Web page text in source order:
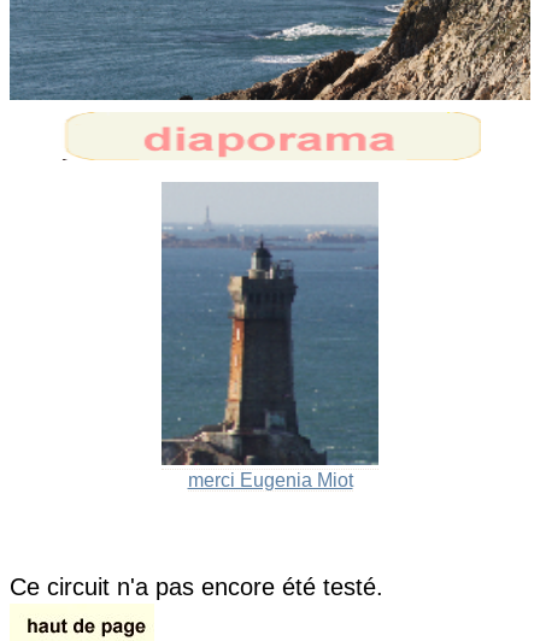
merci Eugenia Miot
Ce circuit n'a pas encore été testé.